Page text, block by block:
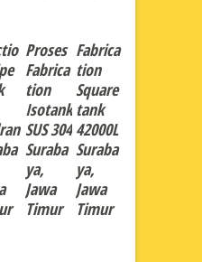
Proses
Fabrica
tion
Isotank
SUS 304
Suraba
ya,
Jawa
Timur
Fabrica
tion
Square
tank
42000L
Suraba
ya,
Jawa
Timur